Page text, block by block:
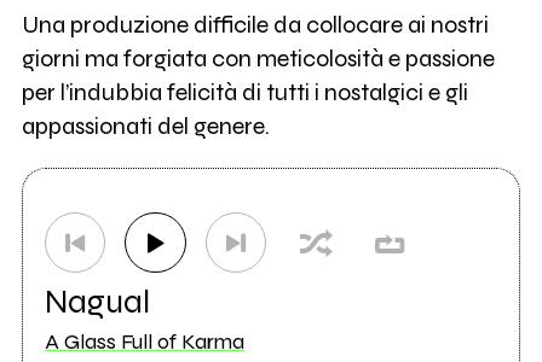
Una produzione difficile da collocare ai nostri
giorni ma forgiata con meticolosità e passione
per l’indubbia felicità di tutti i nostalgici e gli
appassionati del genere.
Nagual
A Glass Full of Karma